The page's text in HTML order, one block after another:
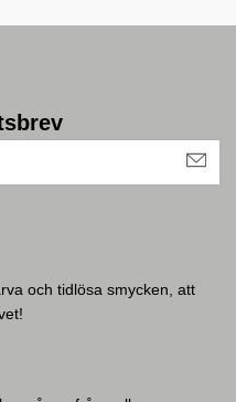
och tidlösa smycken, att